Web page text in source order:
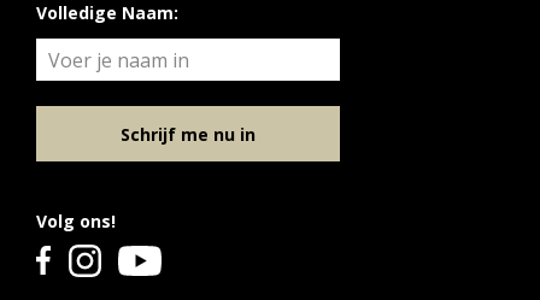
Volg ons!
Volledige Naam:
Schrijf me nu in